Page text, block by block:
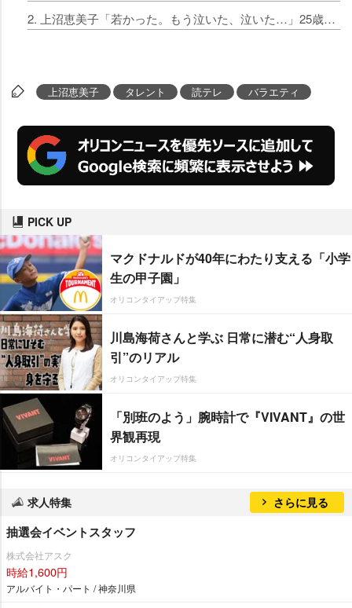
2. 上沼恵美子「若かった。もう泣いた、泣いた…」25歳で受けたイジワルを告白 恩人の名を挙げて感謝も
上沼恵美子 タレント 読テレ バラエティ
PICK UP
マクドナルドが40年にわたり支える「小学
生の甲子園」
オリコンタイアップ特集
川島海荷さんと学ぶ 日常に潜む“人身取
引”のリアル
オリコンタイアップ特集
「別班のよう」腕時計で『VIVANT』の世
界観再現
オリコンタイアップ特集
求人特集 さらに見る
抽選会イベントスタッフ
株式会社アスク
時給1,600円
アルバイト・パート / 神奈川県